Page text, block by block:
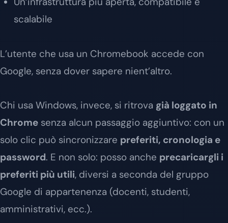
scalabile
L’utente che usa un Chromebook accede con
Google, senza dover sapere nient’altro.
Chi usa Windows, invece, si ritrova già loggato in
Chrome senza alcun passaggio aggiuntivo: con un
solo clic può sincronizzare preferiti, cronologia e
password. E non solo: posso anche precaricargli i
preferiti più utili, diversi a seconda del gruppo
Google di appartenenza (docenti, studenti,
amministrativi, ecc.).